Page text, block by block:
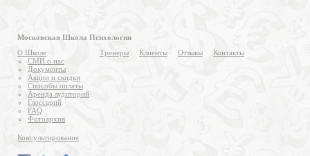
Московская Школа Психологии
О Школе
СМИ о нас
Документы
Акции и скидки
Способы оплаты
Аренда аудиторий
Глоссарий
FAQ
Фотоархив
Тренеры Клиенты Отзывы Контакты
Консультирование